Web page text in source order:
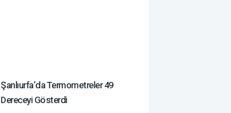
Şanlıurfa’da Termometreler 49
Dereceyi Gösterdi